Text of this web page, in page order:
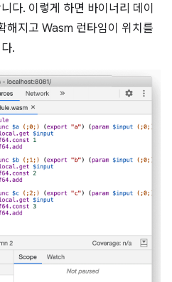
다. 이렇게 하면 바이너리 데이
해지고 Wasm 런타임이 위치를
.